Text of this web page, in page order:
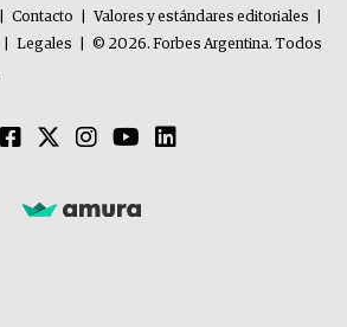
Contacto Valores y estándares editoriales
Legales
© 2026. Forbes Argentina. Todos